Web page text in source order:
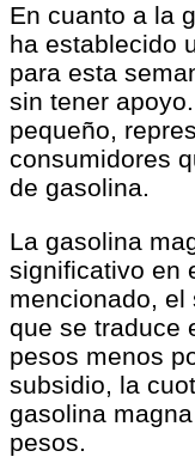
En cuanto a la
ha establecido
para esta
sin tener
pequeño,
consumidores
de gasolina.
La gasolina
significativo en
mencionado, el
que se traduce
pesos menos
subsidio, la
gasolina
pesos.